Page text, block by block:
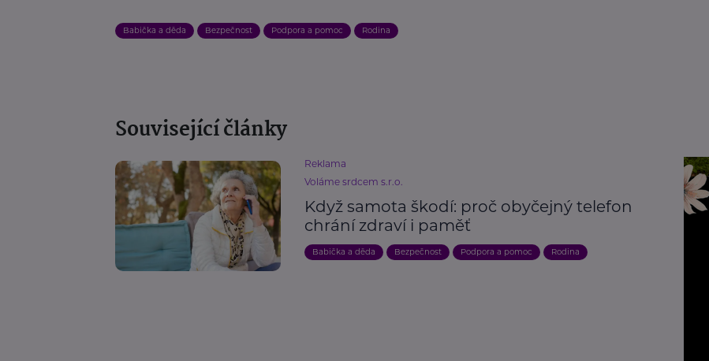
Babička a děda Bezpečnost Podpora a pomoc Rodina
Související články
Reklama
Voláme srdcem s.r.o.
Když samota škodí: proč obyčejný telefon
chrání zdraví i paměť
Babička a děda Bezpečnost Podpora a pomoc Rodina